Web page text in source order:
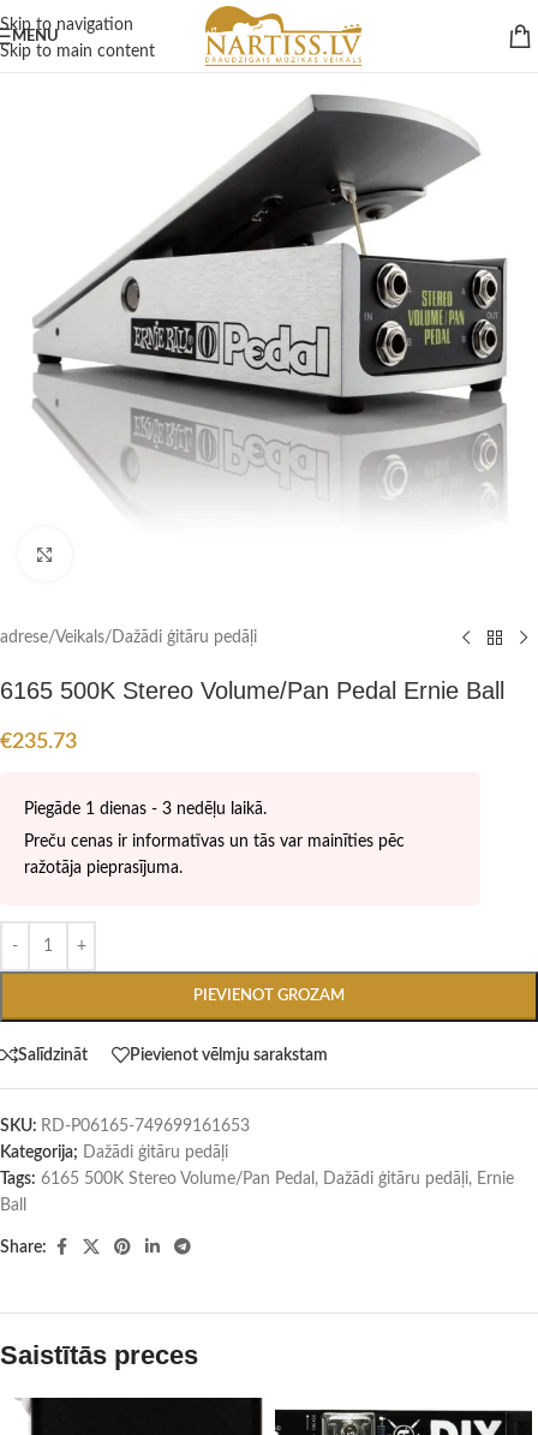
Skip to navigation
Skip to main content
MENU
adrese/Veikals/ Dažādi ģitāru pedāļi
6165 500K Stereo Volume/Pan Pedal Ernie Ball
€235.73
Piegāde 1 dienas - 3 nedēļu laikā.
Preču cenas ir informatīvas un tās var mainīties pēc
ražotāja pieprasījuma.
PIEVIENOT GROZAM
Salīdzināt Pievienot vēlmju sarakstam
SKU: RD-P06165-749699161653
Kategorija; Dažādi ģitāru pedāļi
Tags: 6165 500K Stereo Volume/Pan Pedal , Dažādi ģitāru pedāļi, Ernie
Ball
Share:
Saistītās preces